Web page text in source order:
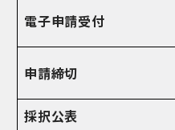
電子申請受付
申請締切
採択公表